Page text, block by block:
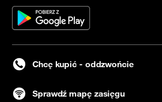
Chcę kupić - oddzwońcie
Sprawdź mapę zasięgu